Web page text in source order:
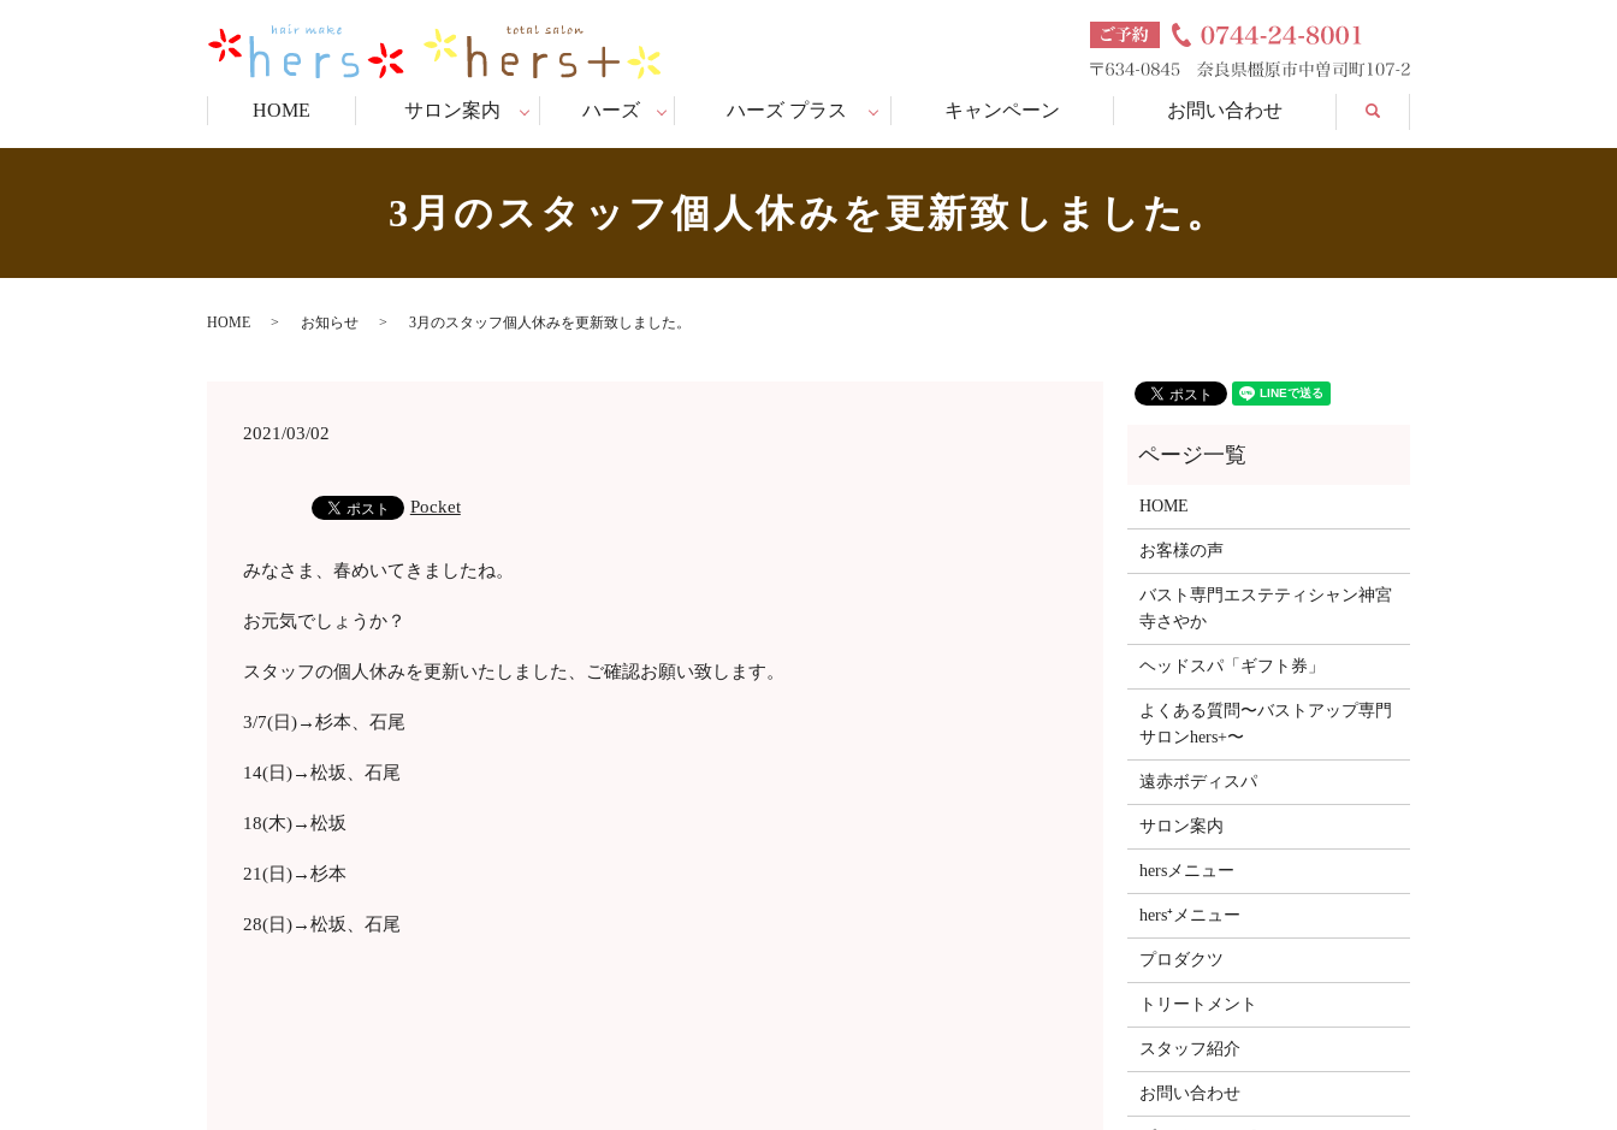
HOME サロン案内 ハーズ ハーズ プラス キャンペーン お問い合わせ search
3月のスタッフ個人休みを更新致しました。
HOME お知らせ 3月のスタッフ個人休みを更新致しました。
2021/03/02
Pocket
みなさま、春めいてきましたね。
お元気でしょうか？
スタッフの個人休みを更新いたしました、ご確認お願い致します。
3/7(日)→杉本、石尾
14(日)→松坂、石尾
18(木)→松坂
21(日)→杉本
28(日)→松坂、石尾
HOME
お客様の声
バスト専門エステティシャン神宮
寺さやか
ヘッドスパ「ギフト券」
よくある質問〜バストアップ専門
サロンhers+〜
遠赤ボディスパ
サロン案内
hersメニュー
hers⁺メニュー
プロダクツ
トリートメント
スタッフ紹介
お問い合わせ